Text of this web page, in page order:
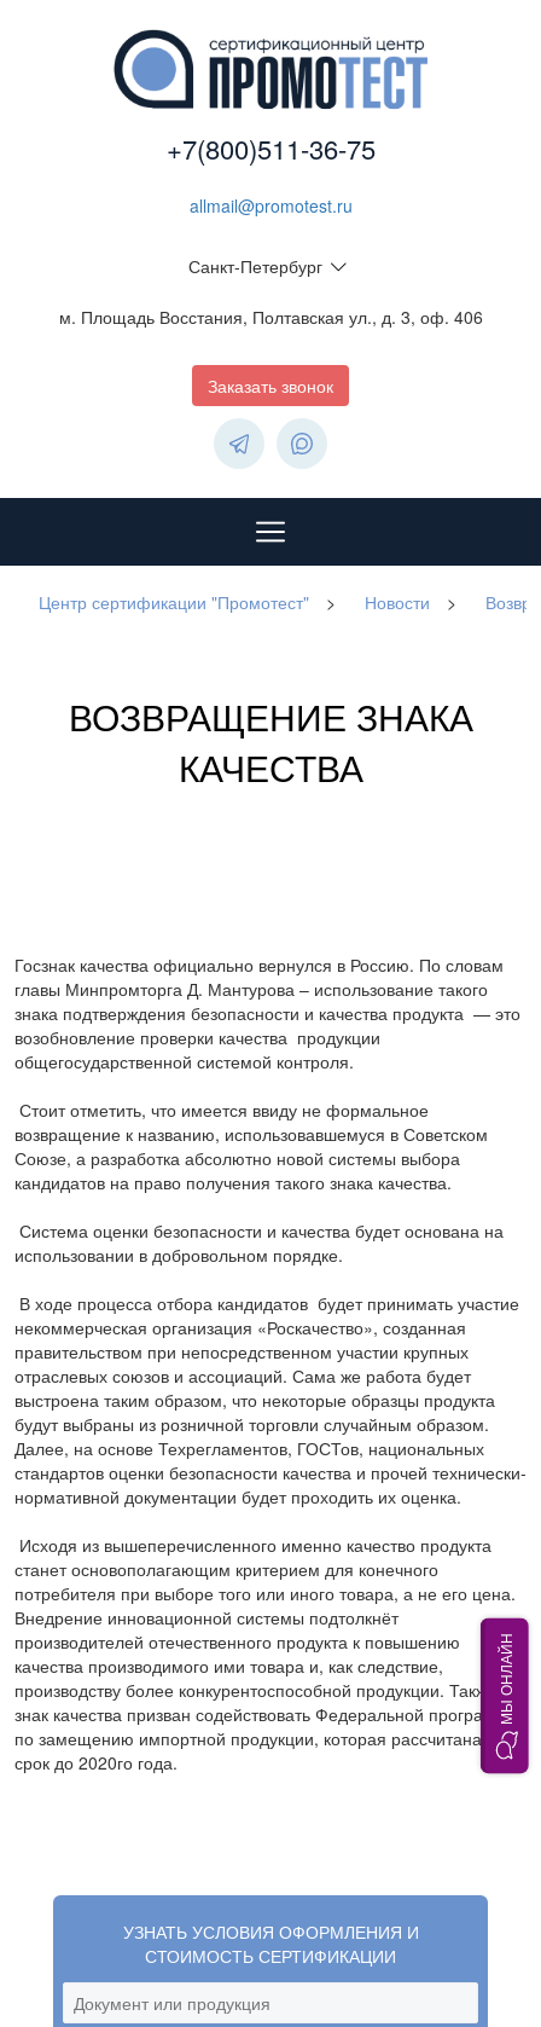
+7(800)511-36-75
allmail@promotest.ru
Санкт-Петербург
м. Площадь Восстания, Полтавская ул., д. 3, оф. 406
Заказать звонок
Центр сертификации "Промотест" > Новости >
ВОЗВРАЩЕНИЕ ЗНАКА
КАЧЕСТВА
Госзнак качества официально вернулся в Россию. По словам
главы Минпромторга Д. Мантурова – использование такого
знака подтверждения безопасности и качества продукта — это
возобновление проверки качества продукции
общегосударственной системой контроля.
Стоит отметить, что имеется ввиду не формальное
возвращение к названию, использовавшемуся в Советском
Союзе, а разработка абсолютно новой системы выбора
кандидатов на право получения такого знака качества.
Система оценки безопасности и качества будет основана на
использовании в добровольном порядке.
В ходе процесса отбора кандидатов будет принимать участие
некоммерческая организация «Роскачество», созданная
правительством при непосредственном участии крупных
отраслевых союзов и ассоциаций. Сама же работа будет
выстроена таким образом, что некоторые образцы продукта
будут выбраны из розничной торговли случайным образом.
Далее, на основе Техрегламентов, ГОСТов, национальных
стандартов оценки безопасности качества и прочей технически-
нормативной документации будет проходить их оценка.
Исходя из вышеперечисленного именно качество продукта
станет основополагающим критерием для конечного
потребителя при выборе того или иного товара, а не его цена.
Внедрение инновационной системы подтолкнёт
производителей отечественного продукта к повышению
качества производимого ими товара и, как следствие,
производству более конкурентоспособной продукции. Также,
знак качества призван содействовать Федеральной программе
по замещению импортной продукции, которая рассчитана на
срок до 2020го года.
УЗНАТЬ УСЛОВИЯ ОФОРМЛЕНИЯ И
СТОИМОСТЬ СЕРТИФИКАЦИИ
МЫ ОНЛАЙН